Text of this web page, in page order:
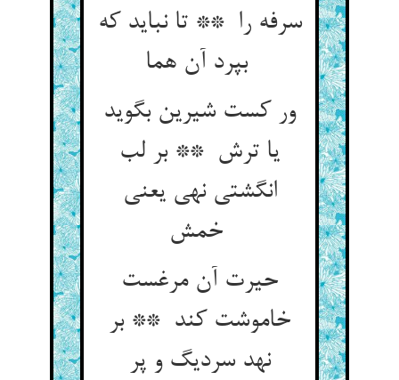
سرفه را ** تا نباید که
بپرد آن هما
ور کست شیرین بگوید
یا ترش ** بر لب
انگشتی نهی یعنی
حیرت آن مرغست
خاموشت کند ** بر
نهد سردیگ و پر